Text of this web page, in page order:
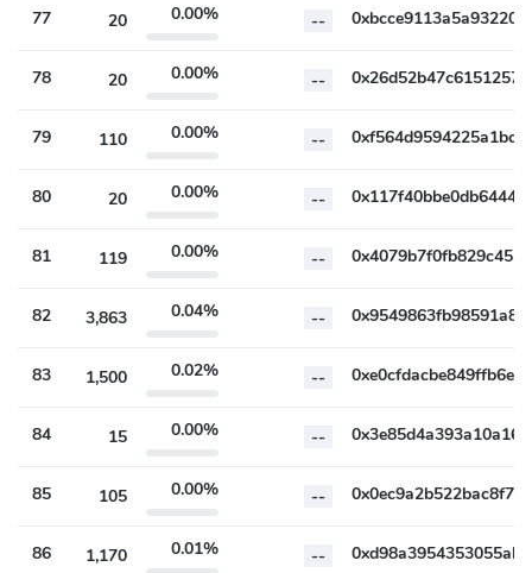
77 20 0.00% --
78 20 0.00% --
79 110 0.00% --
80 20 0.00% --
81 119 0.00% --
82 3,863 0.04% --
83 1,500 0.02% --
84 15 0.00% --
85 105 0.00% --
86 1,170 0.01% --